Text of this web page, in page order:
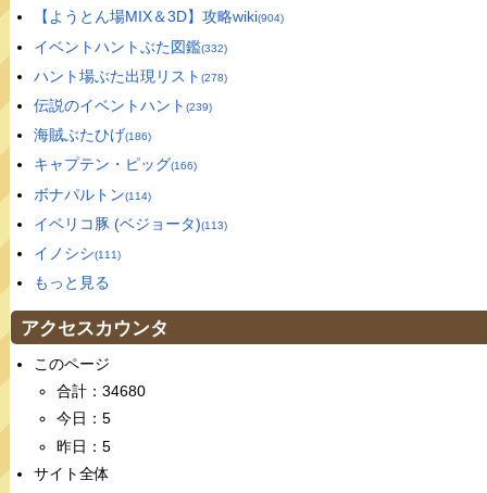
【ようとん場MIX＆3D】攻略wiki(904)
イベントハントぶた図鑑(332)
ハント場ぶた出現リスト (278)
伝説のイベントハント (239)
海賊ぶたひげ(186)
キャプテン・ピッグ(166)
ボナパルトン(114)
イベリコ豚 (ベジョータ)(113)
イノシシ(111)
もっと見る
アクセスカウンタ
このページ
合計：34680
今日：5
昨日：5
サイト全体